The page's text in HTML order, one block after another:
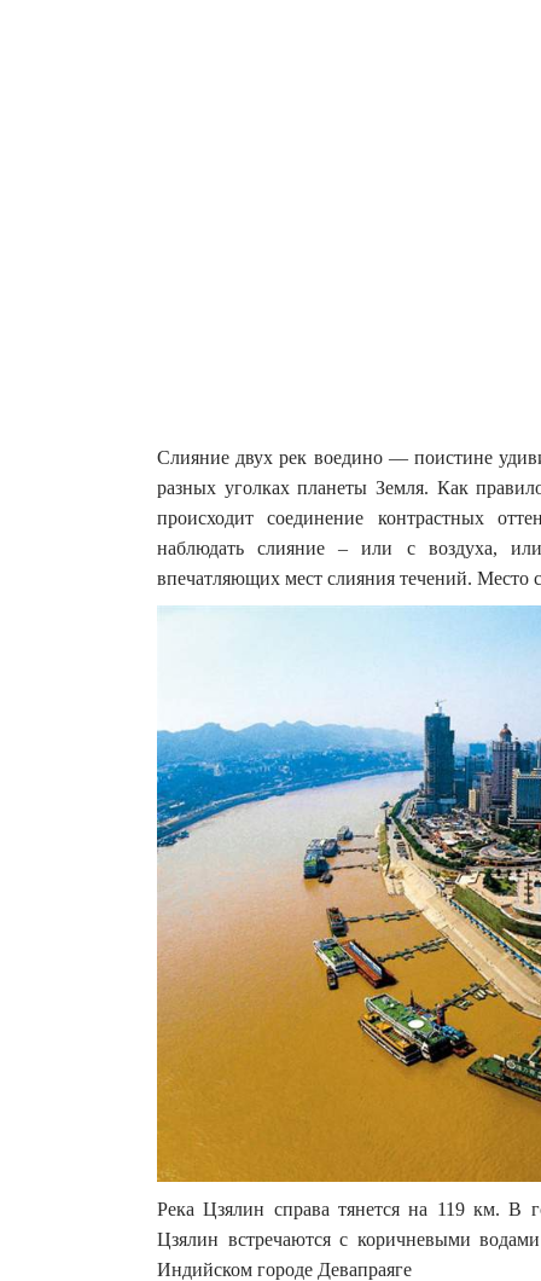
Слияние двух рек воедино — поистине
разных уголках планеты Земля. Как
происходит соединение контрастных
наблюдать слияние – или с воздуха,
впечатляющих мест слияния течений.
Река Цзялин справа тянется на 119 км. В
Цзялин встречаются с коричневыми
Индийском городе Девапраяге